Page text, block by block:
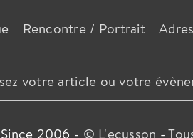
Rencontre / Portrait
votre article ou votre
2006 - © L'ecusson -